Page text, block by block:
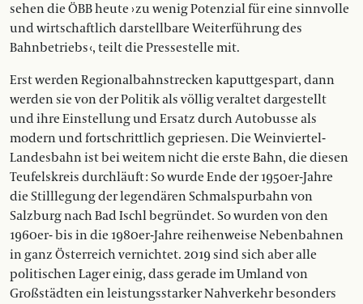
sehen die ÖBB heute › zu wenig Potenzial für eine sinnvolle
und wirtschaftlich darstellbare Weiterführung des
Bahnbetriebs ‹, teilt die Pressestelle mit.
Erst werden Regionalbahnstrecken kaputtgespart, dann
werden sie von der Politik als völlig veraltet dargestellt
und ihre Einstellung und Ersatz durch Autobusse als
modern und fortschrittlich gepriesen. Die Weinviertel-
Landesbahn ist bei weitem nicht die erste Bahn, die diesen
Teufelskreis durchläuft : So wurde Ende der 1950er-Jahre
die Stilllegung der legendären Schmalspurbahn von
Salzburg nach Bad Ischl begründet. So wurden von den
1960er- bis in die 1980er-Jahre reihenweise Nebenbahnen
in ganz Österreich vernichtet. 2019 sind sich aber alle
politischen Lager einig, dass gerade im Umland von
Großstädten ein leistungsstarker Nahverkehr besonders